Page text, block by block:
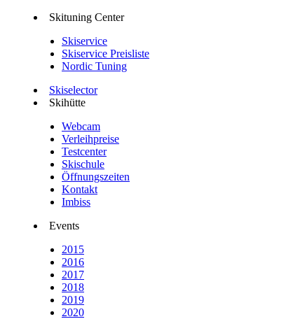
Skituning Center
Skiservice
Skiservice Preisliste
Nordic Tuning
Skiselector
Skihütte
Webcam
Verleihpreise
Testcenter
Skischule
Öffnungszeiten
Kontakt
Imbiss
Events
2015
2016
2017
2018
2019
2020